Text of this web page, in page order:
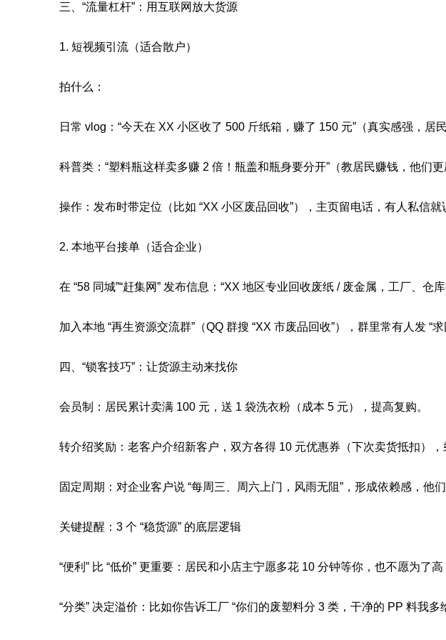
三、“流量杠杆”：用互联网放大货源
1. 短视频引流（适合散户）
拍什么：
日常 vlog：“今天在 XX 小区收了 500 斤纸箱，赚了 150 元”（真实感强，居
科普类：“塑料瓶这样卖多赚 2 倍！瓶盖和瓶身要分开”（教居民赚钱，他们更
操作：发布时带定位（比如 “XX 小区废品回收”），主页留电话，有人私信就
2. 本地平台接单（适合企业）
在 “58 同城”“赶集网” 发布信息：“XX 地区专业回收废纸 / 废金属，工厂、仓
加入本地 “再生资源交流群”（QQ 群搜 “XX 市废品回收”），群里常有人发 “
四、“锁客技巧”：让货源主动来找你
会员制：居民累计卖满 100 元，送 1 袋洗衣粉（成本 5 元），提高复购。
转介绍奖励：老客户介绍新客户，双方各得 10 元优惠券（下次卖货抵扣），
固定周期：对企业客户说 “每周三、周六上门，风雨无阻”，形成依赖感，他们
关键提醒：3 个 “稳货源” 的底层逻辑
“便利” 比 “低价” 更重要：居民和小店主宁愿多花 10 分钟等你，也不愿为了
“分类” 决定溢价：比如你告诉工厂 “你们的废塑料分 3 类，干净的 PP 料我多